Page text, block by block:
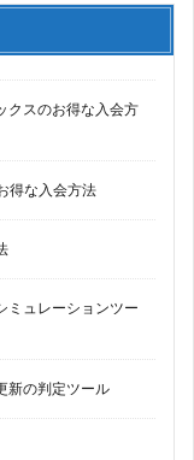
クスのお得な入会方
得な入会方法
ミュレーションツー
新の判定ツール